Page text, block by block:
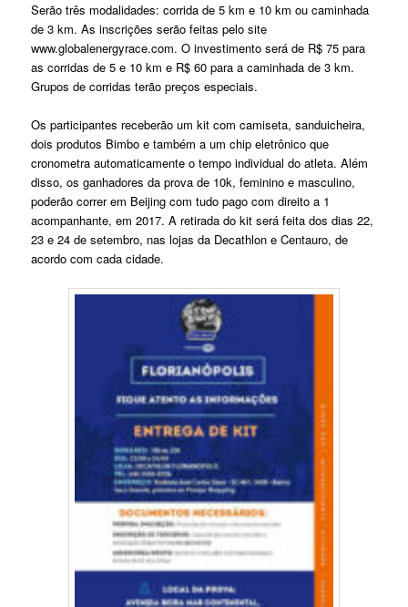
Serão três modalidades: corrida de 5 km e 10 km ou caminhada
de 3 km. As inscrições serão feitas pelo site
www.globalenergyrace.com. O investimento será de R$ 75 para
as corridas de 5 e 10 km e R$ 60 para a caminhada de 3 km.
Grupos de corridas terão preços especiais.
Os participantes receberão um kit com camiseta, sanduicheira,
dois produtos Bimbo e também a um chip eletrônico que
cronometra automaticamente o tempo individual do atleta. Além
disso, os ganhadores da prova de 10k, feminino e masculino,
poderão correr em Beijing com tudo pago com direito a 1
acompanhante, em 2017. A retirada do kit será feita dos dias 22,
23 e 24 de setembro, nas lojas da Decathlon e Centauro, de
acordo com cada cidade.